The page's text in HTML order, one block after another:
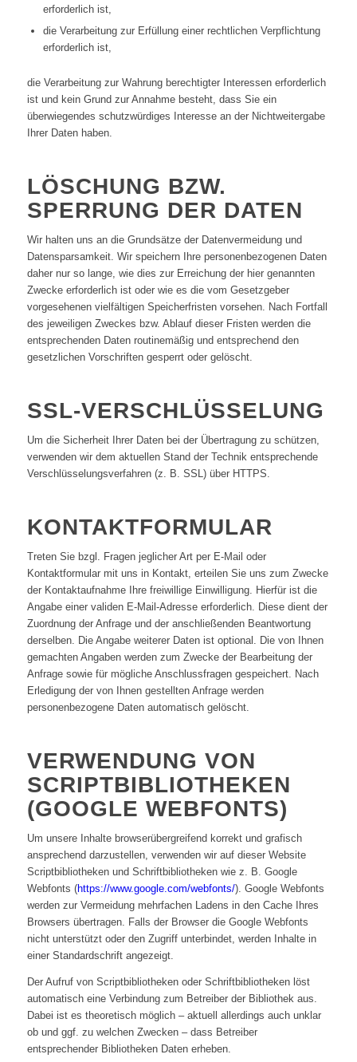
erforderlich ist,
die Verarbeitung zur Erfüllung einer rechtlichen Verpflichtung
erforderlich ist,
die Verarbeitung zur Wahrung berechtigter Interessen erforderlich
ist und kein Grund zur Annahme besteht, dass Sie ein
überwiegendes schutzwürdiges Interesse an der Nichtweitergabe
Ihrer Daten haben.
LÖSCHUNG BZW.
SPERRUNG DER DATEN
Wir halten uns an die Grundsätze der Datenvermeidung und
Datensparsamkeit. Wir speichern Ihre personenbezogenen Daten
daher nur so lange, wie dies zur Erreichung der hier genannten
Zwecke erforderlich ist oder wie es die vom Gesetzgeber
vorgesehenen vielfältigen Speicherfristen vorsehen. Nach Fortfall
des jeweiligen Zweckes bzw. Ablauf dieser Fristen werden die
entsprechenden Daten routinemäßig und entsprechend den
gesetzlichen Vorschriften gesperrt oder gelöscht.
SSL-VERSCHLÜSSELUNG
Um die Sicherheit Ihrer Daten bei der Übertragung zu schützen,
verwenden wir dem aktuellen Stand der Technik entsprechende
Verschlüsselungsverfahren (z. B. SSL) über HTTPS.
KONTAKTFORMULAR
Treten Sie bzgl. Fragen jeglicher Art per E-Mail oder
Kontaktformular mit uns in Kontakt, erteilen Sie uns zum Zwecke
der Kontaktaufnahme Ihre freiwillige Einwilligung. Hierfür ist die
Angabe einer validen E-Mail-Adresse erforderlich. Diese dient der
Zuordnung der Anfrage und der anschließenden Beantwortung
derselben. Die Angabe weiterer Daten ist optional. Die von Ihnen
gemachten Angaben werden zum Zwecke der Bearbeitung der
Anfrage sowie für mögliche Anschlussfragen gespeichert. Nach
Erledigung der von Ihnen gestellten Anfrage werden
personenbezogene Daten automatisch gelöscht.
VERWENDUNG VON
SCRIPTBIBLIOTHEKEN
(GOOGLE WEBFONTS)
Um unsere Inhalte browserübergreifend korrekt und grafisch
ansprechend darzustellen, verwenden wir auf dieser Website
Scriptbibliotheken und Schriftbibliotheken wie z. B. Google
Webfonts (https://www.google.com/webfonts/). Google Webfonts
werden zur Vermeidung mehrfachen Ladens in den Cache Ihres
Browsers übertragen. Falls der Browser die Google Webfonts
nicht unterstützt oder den Zugriff unterbindet, werden Inhalte in
einer Standardschrift angezeigt.
Der Aufruf von Scriptbibliotheken oder Schriftbibliotheken löst
automatisch eine Verbindung zum Betreiber der Bibliothek aus.
Dabei ist es theoretisch möglich – aktuell allerdings auch unklar
ob und ggf. zu welchen Zwecken – dass Betreiber
entsprechender Bibliotheken Daten erheben.